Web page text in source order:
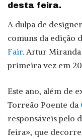
desta feira.
A dulpa de
comuns da edição
Fair. Artur Miranda
primeira vez em
Este ano, além de
Torreão Poente da
responsáveis pelo
feira», que decorre